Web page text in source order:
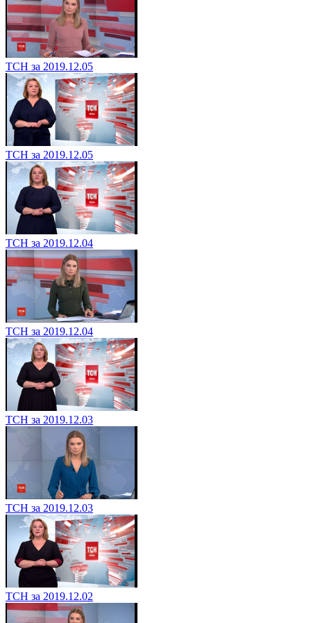
ТСН за 2019.12.05
ТСН за 2019.12.05
ТСН за 2019.12.04
ТСН за 2019.12.04
ТСН за 2019.12.03
ТСН за 2019.12.03
ТСН за 2019.12.02